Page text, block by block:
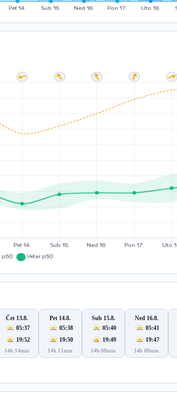
Čet 13.8.
05:37
19:52
14h 14min
Pet 14.8.
05:38
19:50
14h 11min
Sub 15.8.
05:40
19:49
14h 08min
Ned 16.8.
05:41
19:47
14h 06min